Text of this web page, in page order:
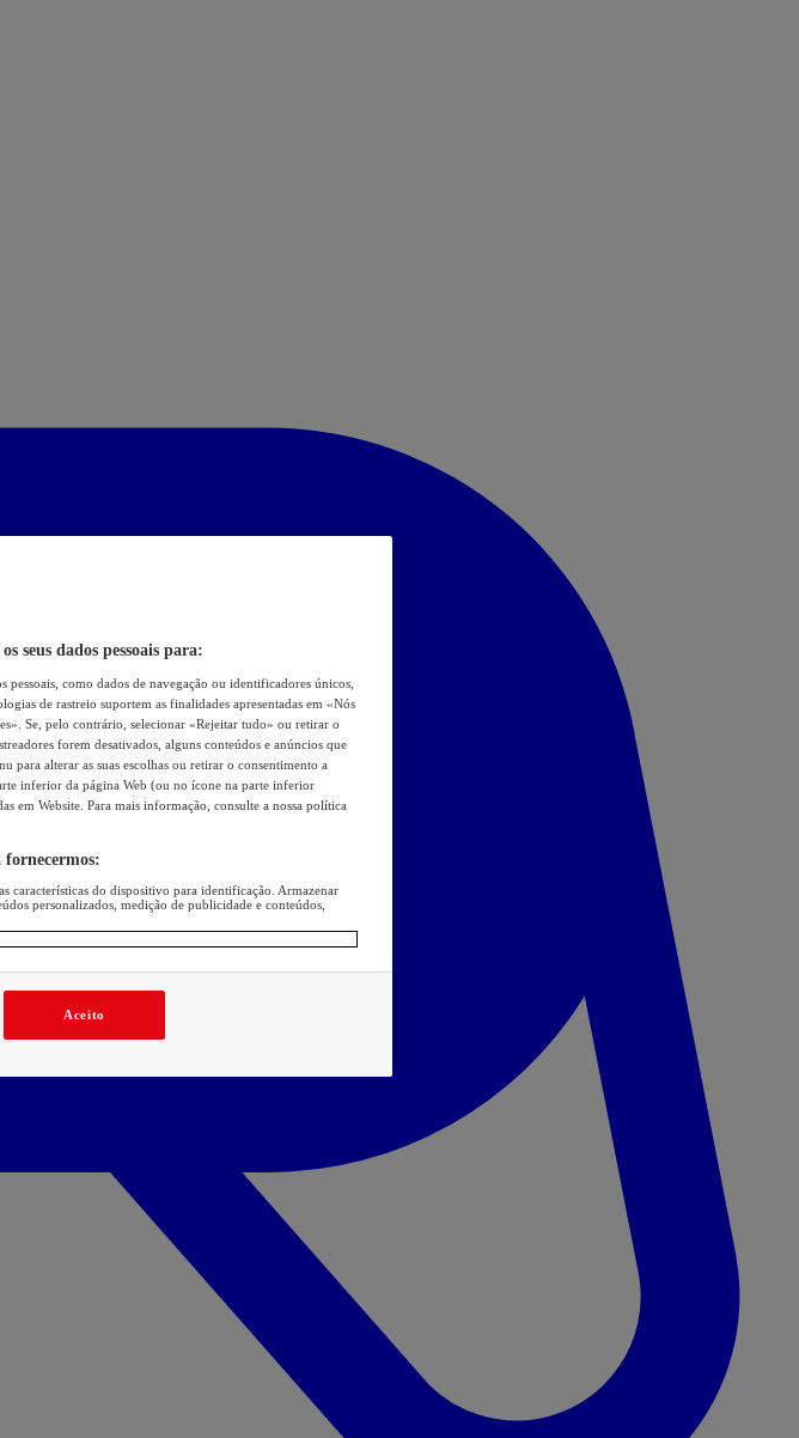
seus dados pessoais para:
pessoais, como dados de navegação ou identificadores únicos,
de rastreio suportem as finalidades apresentadas em «Nós
Se, pelo contrário, selecionar «Rejeitar tudo» ou retirar o
forem desativados, alguns conteúdos e anúncios que
para alterar as suas escolhas ou retirar o consentimento a
inferior da página Web (ou no ícone na parte inferior
em Website. Para mais informação, consulte a nossa política
fornecermos:
características do dispositivo para identificação. Armazenar
personalizados, medição de publicidade e conteúdos,
Aceito